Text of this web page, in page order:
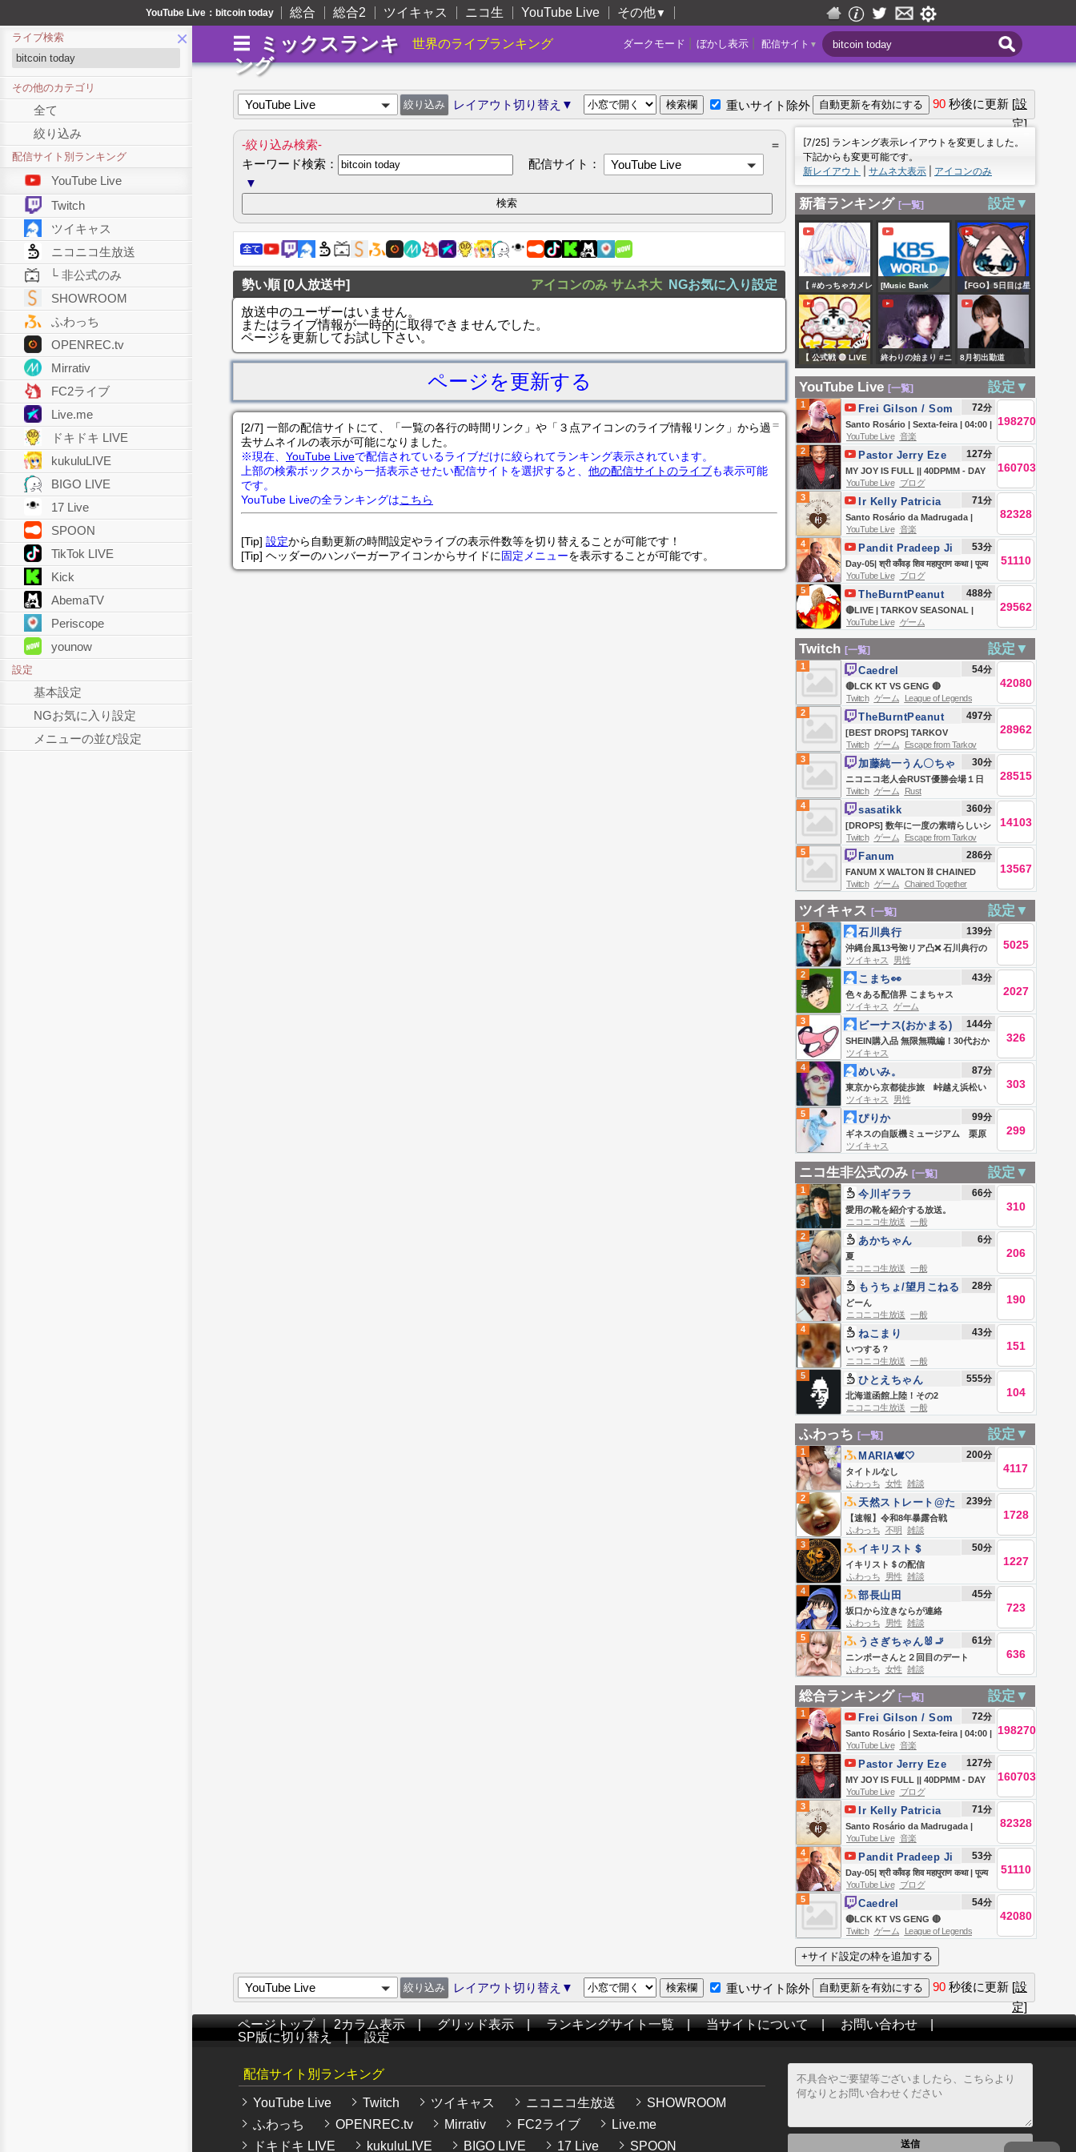
YouTube Live：bitcoin today 総合 総合2 ツイキャス ニコ生 YouTube Live その他▼
ミックスランキ
ング
世界のライブランキング 配信サイト ▼
ぼかし表示
ダークモード
×
ライブ検索
その他のカテゴリ
全て
絞り込み
配信サイト別ランキング
YouTube Live
Twitch
ツイキャス
ニコニコ生放送
└ 非公式のみ
SHOWROOM
ふわっち
OPENREC.tv
Mirrativ
FC2ライブ
Live.me
ドキドキ LIVE
kukuluLIVE
BIGO LIVE
17 Live
SPOON
TikTok LIVE
Kick
AbemaTV
Periscope
younow
設定
基本設定
NGお気に入り設定
メニューの並び設定
YouTube Live レイアウト切り替え▼ 重いサイト除外 90 秒後に更新 [設
定]
-絞り込み検索-
＝
キーワード検索：
配信サイト：
YouTube Live
▼
勢い順 [0人放送中] アイコンのみ サムネ大
NGお気に入り設定
放送中のユーザーはいません。
またはライブ情報が一時的に取得できませんでした。
ページを更新してお試し下さい。
ページを更新する
＝
[2/7] 一部の配信サイトにて、「一覧の各行の時間リンク」や「３点アイコンのライブ情報リンク」から過
去サムネイルの表示が可能になりました。
※現在、 YouTube Liveで配信されているライブだけに絞られてランキング表示されています。
上部の検索ボックスから一括表示させたい配信サイトを選択すると、 他の配信サイトのライブも表示可能
です。
YouTube Liveの全ランキングはこちら
[Tip] 設定から自動更新の時間設定やライブの表示件数等を切り替えることが可能です！
[Tip] ヘッダーのハンバーガーアイコンからサイドに固定メニューを表示することが可能です。
[7/25] ランキング表示レイアウトを変更しました。
下記からも変更可能です。
新レイアウト
サムネ大表示 アイコンのみ
新着ランキング [一覧] 設定▼
【 #めっちゃカメレ
オン 】魅せプレイ
するでぇ❕【鈴野ゆ
きね】
[Music Bank
2026.08.07] Red
Velvet, Stray Kids
KISS OF LIFE and
more: Let’s enjoy
【FGO】5日目は星
5ルーラー来るぞ！
卑弥呼？ジャン
ヌ？それとも？？
【 公式戦 🔴 LIVE
】 阪神タイガース
実況・同時観戦｜
初心者・他球団フ
ァン歓迎
終わりの始まり #ニ
コニコ老人会RUST
8月初出勤道
YouTube Live [一覧] 設定▼
1
Santo Rosário | Sexta-feira | 04:00 |
07/08/2026 | Live Ao vivo
Frei Gilson / Som
do Monte -
OFICIAL
72分
198270
YouTube Live 音楽
2
MY JOY IS FULL || 40DPMM - DAY
26 || NSPPD || 7TH AUGUST 2026
Pastor Jerry Eze 127分
160703
YouTube Live
ブログ
3
Santo Rosário da Madrugada |
Novena a Santa Clara | Instituto
Hesed - 07/08
Ir Kelly Patricia
OFICIAL / Instituto
Hesed
71分
82328
YouTube Live 音楽
4
Day-05| श्री काँवड़ शिव महापुराण कथा | पूज्य
पंडित प्रदीप जी मिश्रा | सीहोर,मध्य
प्रदेश#shivpuran #om
Pandit Pradeep Ji
Mishra Sehore
Wale
53分
51110
YouTube Live
ブログ
5
🔴LIVE | TARKOV SEASONAL |
DAY 4 | HutchMF x GIMMICK |
THICC MEN THURSDAY |
#BUNGULATE
TheBurntPeanut 488分
29562
YouTube Live ゲーム
Twitch [一覧] 設定▼
1
🔴LCK KT VS GENG 🔴
Caedrel 54分
42080
Twitch ゲーム
League of Legends
2
[BEST DROPS] TARKOV
SEASONAL | DAY 4 | HutchMF x
GIMMICK | THICC MEN THURSDAY
| #BUNGULATE
TheBurntPeanut 497分
28962
Twitch ゲーム
Escape from Tarkov
3
ニコニコ老人会RUST優勝会場１日
目
加藤純一うん〇ちゃ
ん
30分
28515
Twitch ゲーム
Rust
4
[DROPS] 数年に一度の素晴らしいシ
ーズン Escape From Tarkov
sasatikk 360分
14103
Twitch ゲーム
Escape from Tarkov
5
FANUM X WALTON ⛓️ CHAINED
TOGETHER ⛓️ CANT END TILL WE
BEAT IT ⛓️ WTF IS WE DOING ⛓️
!discord !socials !pobox !D10
Fanum 286分
13567
Twitch ゲーム Chained Together
ツイキャス [一覧] 設定▼
1
沖縄台風13号🌺リア凸❌ 石川典行の
ノリユキラジオ
石川典行 139分
5025
ツイキャス
男性
2
色々ある配信界 こまちャス
こまち👀 43分
2027
ツイキャス
ゲーム
3
SHEIN購入品 無限無職編！30代おか
まの生態配信
ビーナス(おかまる) 144分
326
ツイキャス
4
東京から京都徒歩旅 峠越え浜松い
き 今日もなんとか。
めいみ。 87分
303
ツイキャス
男性
5
ギネスの自販機ミュージアム 栗原
市 カリソマのひまつぶし
ぴりか 99分
299
ツイキャス
ニコ生非公式のみ [一覧] 設定▼
1
愛用の靴を紹介する放送。
今川ギララ 66分
310
ニコニコ生放送 一般
2
夏
あかちゃん 6分
206
ニコニコ生放送 一般
3
どーん
もうちょ/望月こねる 28分
190
ニコニコ生放送 一般
4
いつする？
ねこまり 43分
151
ニコニコ生放送 一般
5
北海道函館上陸！その2
ひとえちゃん 555分
104
ニコニコ生放送 一般
ふわっち [一覧] 設定▼
1
タイトルなし
MARIA🕊🤍 200分
4117
ふわっち 女性 雑談
2
【速報】令和8年暴露合戦
天然ストレート@た
かしゼミ
239分
1728
ふわっち 不明 雑談
3
イキリスト＄の配信
イキリスト＄ 50分
1227
ふわっち 男性 雑談
4
坂口から泣きならが連絡
部長山田 45分
723
ふわっち 男性 雑談
5
ニンポーさんと２回目のデート
‎うさぎちゃん🐰🚬 61分
636
ふわっち 女性 雑談
総合ランキング [一覧] 設定▼
1
Santo Rosário | Sexta-feira | 04:00 |
07/08/2026 | Live Ao vivo
Frei Gilson / Som
do Monte -
OFICIAL
72分
198270
YouTube Live 音楽
2
MY JOY IS FULL || 40DPMM - DAY
26 || NSPPD || 7TH AUGUST 2026
Pastor Jerry Eze 127分
160703
YouTube Live
ブログ
3
Santo Rosário da Madrugada |
Novena a Santa Clara | Instituto
Hesed - 07/08
Ir Kelly Patricia
OFICIAL / Instituto
Hesed
71分
82328
YouTube Live 音楽
4
Day-05| श्री काँवड़ शिव महापुराण कथा | पूज्य
पंडित प्रदीप जी मिश्रा | सीहोर,मध्य
प्रदेश#shivpuran #om
Pandit Pradeep Ji
Mishra Sehore
Wale
53分
51110
YouTube Live
ブログ
5
🔴LCK KT VS GENG 🔴
Caedrel 54分
42080
Twitch ゲーム League of Legends
YouTube Live レイアウト切り替え▼ 重いサイト除外 90 秒後に更新 [設
定]
ページトップ｜2カラム表示|グリッド表示|ランキングサイト一覧|当サイトについて|お問い合わせ|
SP版に切り替え
設定
配信サイト別ランキング
YouTube Live Twitch ツイキャス ニコニコ生放送
SHOWROOM
ふわっち
OPENREC.tv Mirrativ FC2ライブ
Live.me
ドキドキ LIVE
kukuluLIVE BIGO LIVE 17 Live SPOON 送信